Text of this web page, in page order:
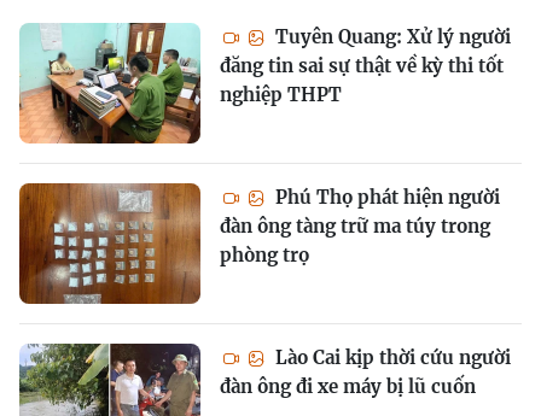
Tuyên Quang: Xử lý người
đăng tin sai sự thật về kỳ thi tốt
nghiệp THPT
Phú Thọ phát hiện người
đàn ông tàng trữ ma túy trong
phòng trọ
Lào Cai kịp thời cứu người
đàn ông đi xe máy bị lũ cuốn